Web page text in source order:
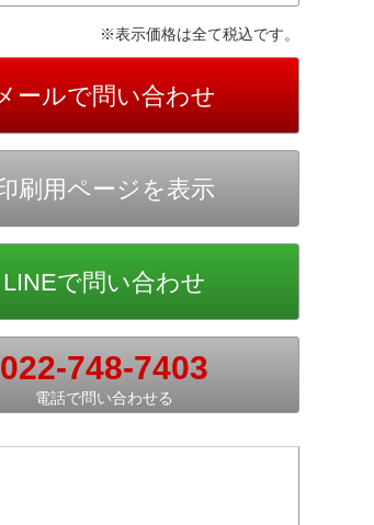
※表示価格は全て税込です。
022-748-7403
電話で問い合わせる